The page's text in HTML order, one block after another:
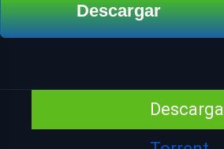
Descargar
Descarga